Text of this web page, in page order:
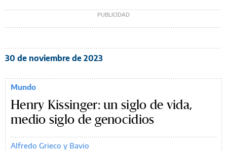
30 de noviembre de 2023
Mundo
Henry Kissinger: un siglo de vida,
medio siglo de genocidios
Alfredo Grieco y Bavio